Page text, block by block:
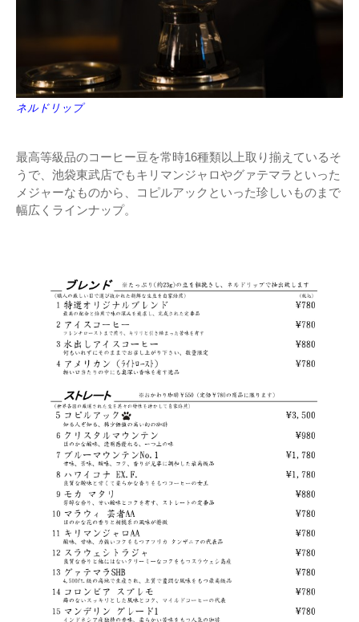
ネルドリップ
最高等級品のコーヒー豆を常時16種類以上取り揃えているそ
うで、池袋東武店でもキリマンジャロやグァテマラといった
メジャーなものから、コピルアックといった珍しいものまで
幅広くラインナップ。